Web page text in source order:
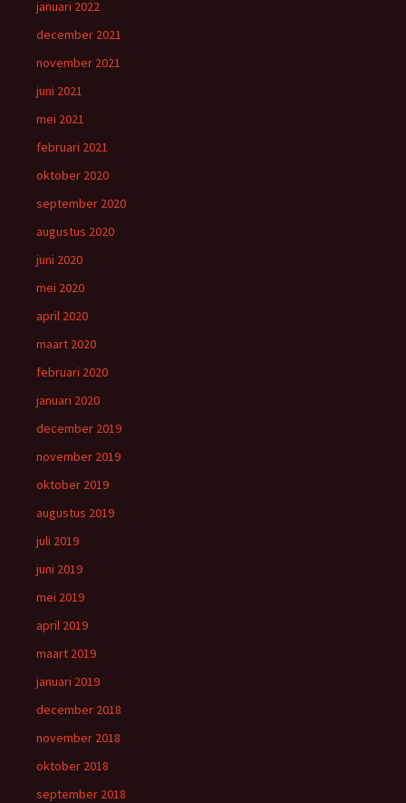
januari 2022
december 2021
november 2021
juni 2021
mei 2021
februari 2021
oktober 2020
september 2020
augustus 2020
juni 2020
mei 2020
april 2020
maart 2020
februari 2020
januari 2020
december 2019
november 2019
oktober 2019
augustus 2019
juli 2019
juni 2019
mei 2019
april 2019
maart 2019
januari 2019
december 2018
november 2018
oktober 2018
september 2018